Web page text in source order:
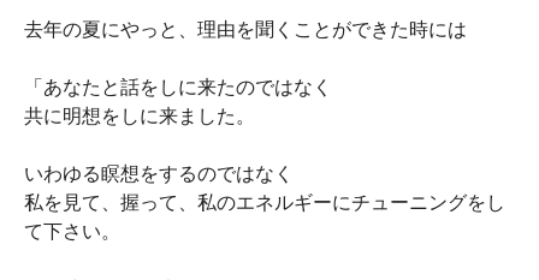
去年の夏にやっと、理由を聞くことができた時には
「あなたと話をしに来たのではなく
共に明想をしに来ました。
いわゆる瞑想をするのではなく
私を見て、握って、私のエネルギーにチューニングをし
て下さい。